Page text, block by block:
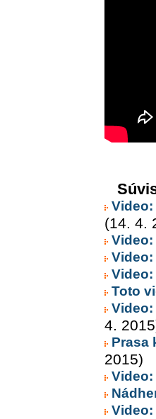
(14. 4.
Toto
4.
Prasa
2015)